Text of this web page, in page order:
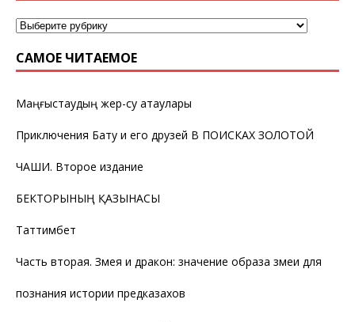
САМОЕ ЧИТАЕМОЕ
Маңғыстаудың жер-су атаулары
Приключения Бату и его друзей В ПОИСКАХ ЗОЛОТОЙ
ЧАШИ. Второе издание
БЕКТОРЫНЫҢ ҚАЗЫНАСЫ
Таттимбет
Часть вторая. Змея и дракон: значение образа змеи для
познания истории предказахов